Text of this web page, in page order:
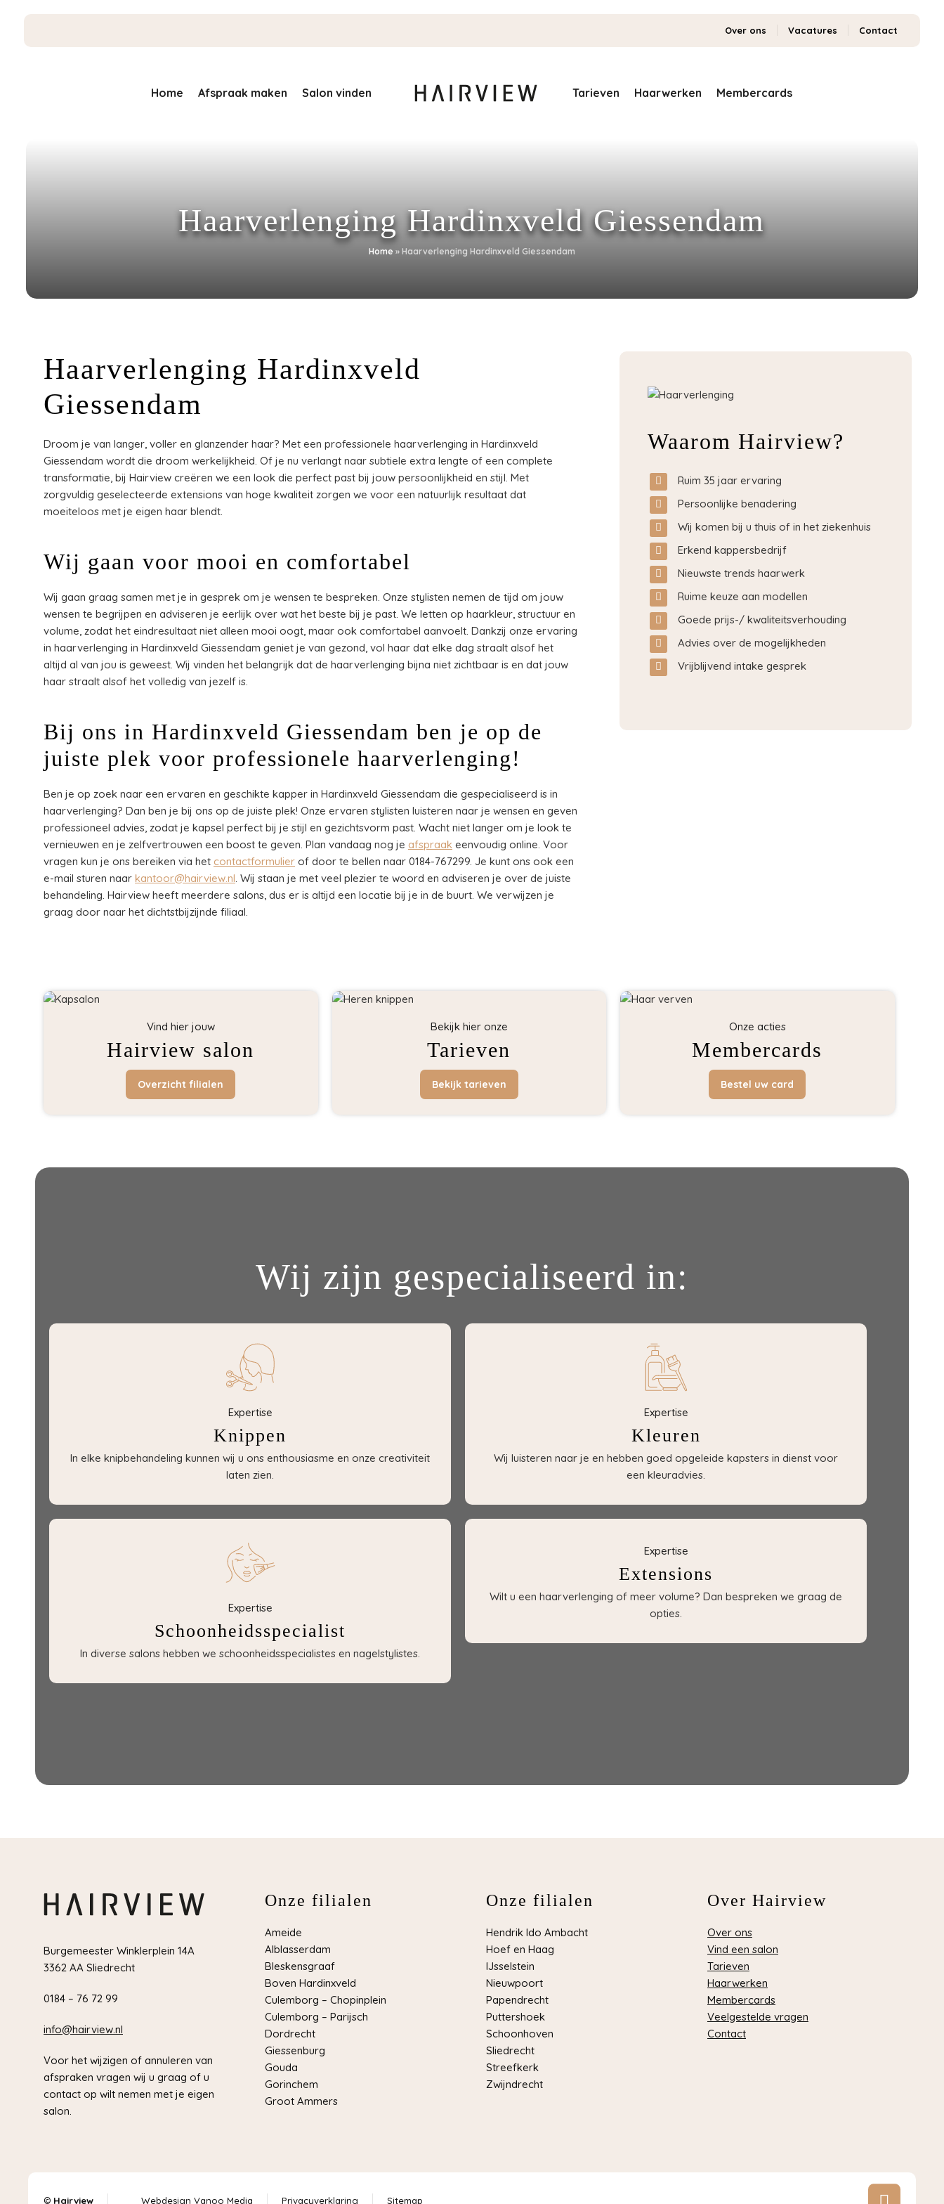
Over ons Vacatures Contact
Home Afspraak maken Salon vinden Tarieven Haarwerken Membercards
Haarverlenging Hardinxveld Giessendam
Home » Haarverlenging Hardinxveld Giessendam
Haarverlenging Hardinxveld
Giessendam
Droom je van langer, voller en glanzender haar? Met een professionele haarverlenging in Hardinxveld
Giessendam wordt die droom werkelijkheid. Of je nu verlangt naar subtiele extra lengte of een complete
transformatie, bij Hairview creëren we een look die perfect past bij jouw persoonlijkheid en stijl. Met
zorgvuldig geselecteerde extensions van hoge kwaliteit zorgen we voor een natuurlijk resultaat dat
moeiteloos met je eigen haar blendt.
Wij gaan voor mooi en comfortabel
Wij gaan graag samen met je in gesprek om je wensen te bespreken. Onze stylisten nemen de tijd om jouw
wensen te begrijpen en adviseren je eerlijk over wat het beste bij je past. We letten op haarkleur, structuur en
volume, zodat het eindresultaat niet alleen mooi oogt, maar ook comfortabel aanvoelt. Dankzij onze ervaring
in haarverlenging in Hardinxveld Giessendam geniet je van gezond, vol haar dat elke dag straalt alsof het
altijd al van jou is geweest. Wij vinden het belangrijk dat de haarverlenging bijna niet zichtbaar is en dat jouw
haar straalt alsof het volledig van jezelf is.
Bij ons in Hardinxveld Giessendam ben je op de
juiste plek voor professionele haarverlenging!
Ben je op zoek naar een ervaren en geschikte kapper in Hardinxveld Giessendam die gespecialiseerd is in
haarverlenging? Dan ben je bij ons op de juiste plek! Onze ervaren stylisten luisteren naar je wensen en geven
professioneel advies, zodat je kapsel perfect bij je stijl en gezichtsvorm past. Wacht niet langer om je look te
vernieuwen en je zelfvertrouwen een boost te geven. Plan vandaag nog je afspraak eenvoudig online. Voor
vragen kun je ons bereiken via het contactformulier of door te bellen naar 0184-767299. Je kunt ons ook een
e-mail sturen naar kantoor@hairview.nl. Wij staan je met veel plezier te woord en adviseren je over de juiste
behandeling. Hairview heeft meerdere salons, dus er is altijd een locatie bij je in de buurt. We verwijzen je
graag door naar het dichtstbijzijnde filiaal.
Waarom Hairview?
Ruim 35 jaar ervaring
Persoonlijke benadering
Wij komen bij u thuis of in het ziekenhuis
Erkend kappersbedrijf
Nieuwste trends haarwerk
Ruime keuze aan modellen
Goede prijs-/ kwaliteitsverhouding
Advies over de mogelijkheden
Vrijblijvend intake gesprek
Vind hier jouw
Hairview salon
Overzicht filialen
Bekijk hier onze
Tarieven
Bekijk tarieven
Onze acties
Membercards
Bestel uw card
Wij zijn gespecialiseerd in:
Expertise
Knippen
In elke knipbehandeling kunnen wij u ons enthousiasme en onze creativiteit
laten zien.
Expertise
Kleuren
Wij luisteren naar je en hebben goed opgeleide kapsters in dienst voor
een kleuradvies.
Expertise
Schoonheidsspecialist
In diverse salons hebben we schoonheidsspecialistes en nagelstylistes.
Expertise
Extensions
Wilt u een haarverlenging of meer volume? Dan bespreken we graag de
opties.
Burgemeester Winklerplein 14A
3362 AA Sliedrecht
0184 – 76 72 99
info@hairview.nl
Voor het wijzigen of annuleren van
afspraken vragen wij u graag of u
contact op wilt nemen met je eigen
salon.
Onze filialen
Ameide
Alblasserdam
Bleskensgraaf
Boven Hardinxveld
Culemborg – Chopinplein
Culemborg – Parijsch
Dordrecht
Giessenburg
Gouda
Gorinchem
Groot Ammers
Onze filialen
Hendrik Ido Ambacht
Hoef en Haag
IJsselstein
Nieuwpoort
Papendrecht
Puttershoek
Schoonhoven
Sliedrecht
Streefkerk
Zwijndrecht
Over Hairview
Over ons
Vind een salon
Tarieven
Haarwerken
Membercards
Veelgestelde vragen
Contact
© Hairview Webdesign Vanoo Media Privacyverklaring Sitemap